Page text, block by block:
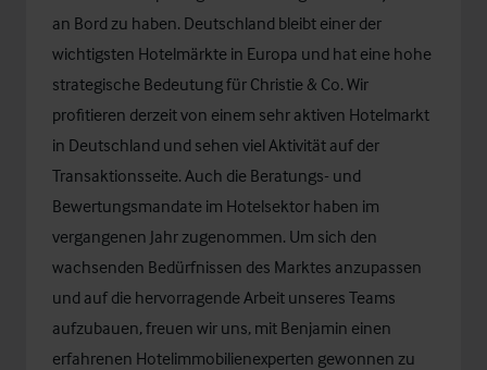
an Bord zu haben. Deutschland bleibt einer der
wichtigsten Hotelmärkte in Europa und hat eine hohe
strategische Bedeutung für Christie & Co. Wir
profitieren derzeit von einem sehr aktiven Hotelmarkt
in Deutschland und sehen viel Aktivität auf der
Transaktionsseite. Auch die Beratungs- und
Bewertungsmandate im Hotelsektor haben im
vergangenen Jahr zugenommen. Um sich den
wachsenden Bedürfnissen des Marktes anzupassen
und auf die hervorragende Arbeit unseres Teams
aufzubauen, freuen wir uns, mit Benjamin einen
erfahrenen Hotelimmobilienexperten gewonnen zu